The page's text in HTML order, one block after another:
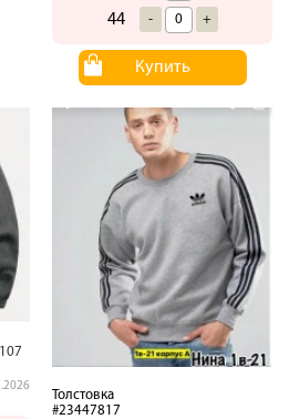
44 - +
Купить
Толстовка
#23447817